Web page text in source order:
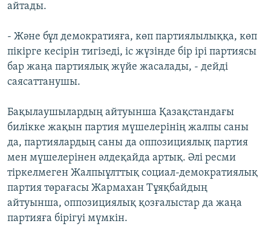
айтады.
- Және бұл демократияға, көп партиялылыққа, көп
пікірге кесірін тигізеді, іс жүзінде бір ірі партиясы
бар жаңа партиялық жүйе жасалады, - дейді
саясаттанушы.
Бақылаушылардың айтуынша Қазақстандағы
билікке жақын партия мүшелерінің жалпы саны
да, партиялардың саны да оппозициялық партия
мен мүшелерінен әлдеқайда артық. Әлі ресми
тіркелмеген Жалпыұлттық социал-демократиялық
партия төрағасы Жармахан Тұяқбайдың
айтуынша, оппозициялық қозғалыстар да жаңа
партияға бірігуі мүмкін.